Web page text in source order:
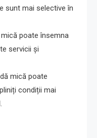
sunt mai selective în
mică poate însemna
servicii și
mică poate
condiții mai